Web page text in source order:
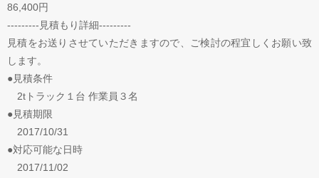
86,400円
---------見積もり詳細---------
見積をお送りさせていただきますので、ご検討の程宜しくお願い致
します。
●見積条件
2tトラック１台 作業員３名
●見積期限
2017/10/31
●対応可能な日時
2017/11/02